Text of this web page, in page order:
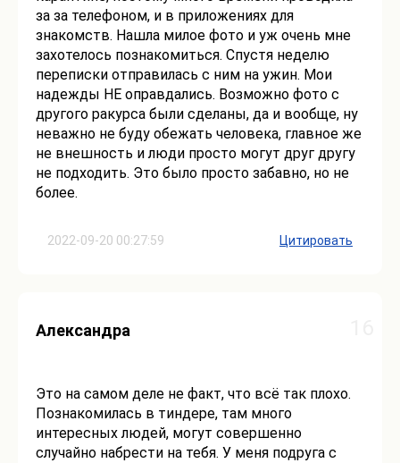
2022-09-20 00:27:59
за за телефоном, и в приложениях для
знакомств. Нашла милое фото и уж очень мне
захотелось познакомиться. Спустя неделю
переписки отправилась с ним на ужин. Мои
надежды НЕ оправдались. Возможно фото с
другого ракурса были сделаны, да и вообще, ну
неважно не буду обежать человека, главное же
не внешность и люди просто могут друг другу
не подходить. Это было просто забавно, но не
более.
Цитировать
Александра
Это на самом деле не факт, что всё так плохо.
Познакомилась в тиндере, там много
интересных людей, могут совершенно
случайно набрести на тебя. У меня подруга с